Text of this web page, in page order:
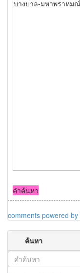
คำค้นหา
comments powered by
ค้นหา